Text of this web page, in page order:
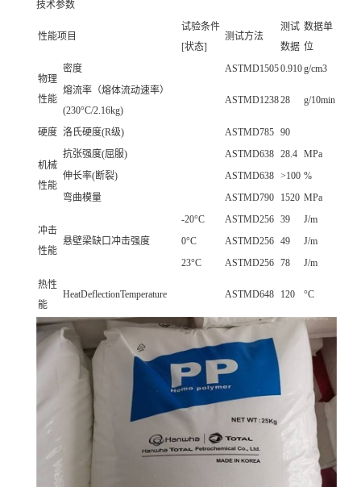
技术参数
性能项目
试验条件
[状态]
测试方法
测试
数据
数据单
位
物理
性能
密度 ASTMD15050.910g/cm3
熔流率（熔体流动速率）
(230°C/2.16kg)
ASTMD123828 g/10min
硬度 洛氏硬度(R级) ASTMD785 90
机械
性能
抗张强度(屈服) ASTMD638 28.4 MPa
伸长率(断裂)
ASTMD638 >100 %
弯曲模量
ASTMD790 1520 MPa
冲击
性能
悬壁梁缺口冲击强度
-20°C ASTMD256 39
J/m
0°C
ASTMD256 49
J/m
23°C
ASTMD256 78
J/m
热性
能
HeatDeflectionTemperature ASTMD648 120 °C